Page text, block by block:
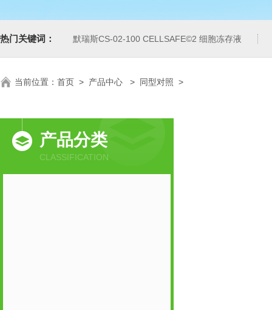
热门关键词： 默瑞斯CS-02-100 CELLSAFE©2 细胞冻存液
当前位置： 首页 > 产品中心 > 同型对照 >
产品分类
CLASSIFICATION